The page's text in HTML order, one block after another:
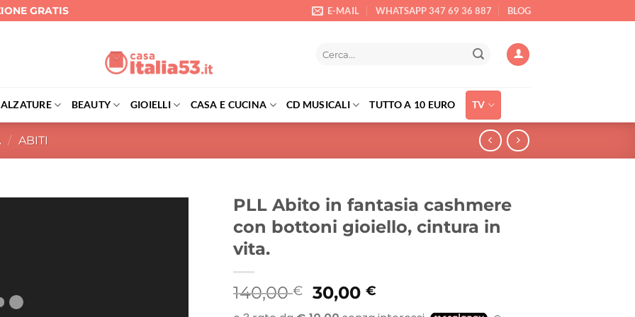
GRATIS E-MAIL WHATSAPP 347 69 36 887 BLOG
BEAUTY GIOIELLI CASA E CUCINA CD MUSICALI TUTTO A 10 EURO TV
/ ABITI
PLL Abito in fantasia cashmere
con bottoni gioiello, cintura in
vita.
140,00€
Il
prezzo
30,00€
prezzo